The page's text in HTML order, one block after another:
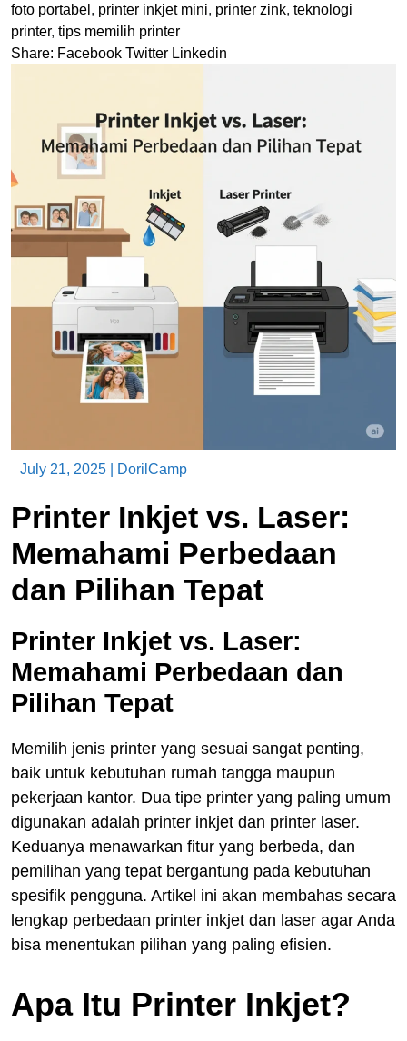
foto portabel , printer inkjet mini, printer zink, teknologi
printer, tips memilih printer
Share: Facebook Twitter Linkedin
July 21, 2025 DorilCamp
Printer Inkjet vs. Laser:
Memahami Perbedaan
dan Pilihan Tepat
Printer Inkjet vs. Laser:
Memahami Perbedaan dan
Pilihan Tepat
Memilih jenis printer yang sesuai sangat penting,
baik untuk kebutuhan rumah tangga maupun
pekerjaan kantor. Dua tipe printer yang paling umum
digunakan adalah printer inkjet dan printer laser.
Keduanya menawarkan fitur yang berbeda, dan
pemilihan yang tepat bergantung pada kebutuhan
spesifik pengguna. Artikel ini akan membahas secara
lengkap perbedaan printer inkjet dan laser agar Anda
bisa menentukan pilihan yang paling efisien.
Apa Itu Printer Inkjet?